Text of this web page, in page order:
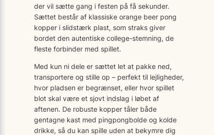
der vil sætte gang i festen på få sekunder.
Sættet består af klassiske orange beer pong
kopper i slidstærk plast, som straks giver
bordet den autentiske college-stemning, de
fleste forbinder med spillet.
Med kun ni dele er sættet let at pakke ned,
transportere og stille op – perfekt til lejligheder,
hvor pladsen er begrænset, eller hvor spillet
blot skal være et sjovt indslag i løbet af
aftenen. De robuste kopper tåler både
gentagne kast med pingpongbolde og kolde
drikke, så du kan spille uden at bekymre dig